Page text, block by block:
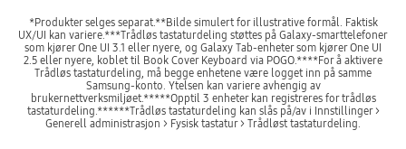
*Produkter selges separat.**Bilde simulert for illustrative formål. Faktisk
UX/UI kan variere.***Trådløs tastaturdeling støttes på Galaxy-smarttelefoner
som kjører One UI 3.1 eller nyere, og Galaxy Tab-enheter som kjører One UI
2.5 eller nyere, koblet til Book Cover Keyboard via POGO.****For å aktivere
Trådløs tastaturdeling, må begge enhetene være logget inn på samme
Samsung-konto. Ytelsen kan variere avhengig av
brukernettverksmiljøet.*****Opptil 3 enheter kan registreres for trådløs
tastaturdeling.******Trådløs tastaturdeling kan slås på/av i Innstillinger >
Generell administrasjon > Fysisk tastatur > Trådløst tastaturdeling.